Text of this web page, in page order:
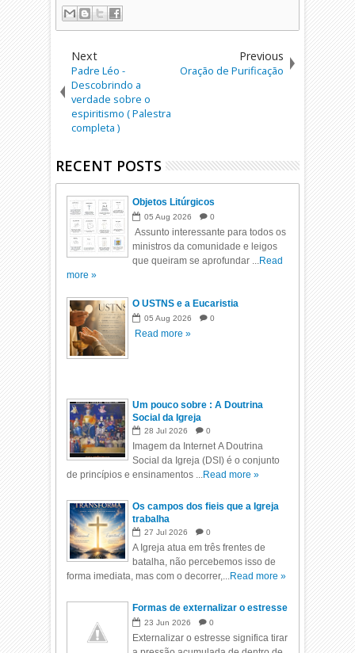
Next
Padre Léo -
Descobrindo a
verdade sobre o
espiritismo ( Palestra
completa )
Previous
Oração de Purificação
RECENT POSTS
Objetos Litúrgicos
05 Aug 2026 0
Assunto interessante para todos os
ministros da comunidade e leigos
que queiram se aprofundar ...Read
more »
O USTNS e a Eucaristia
05 Aug 2026 0
Read more »
Um pouco sobre : A Doutrina
Social da Igreja
28 Jul 2026 0
Imagem da Internet A Doutrina
Social da Igreja (DSI) é o conjunto
de princípios e ensinamentos ...Read more »
Os campos dos fieis que a Igreja
trabalha
27 Jul 2026 0
A Igreja atua em três frentes de
batalha, não percebemos isso de
forma imediata, mas com o decorrer,...Read more »
Formas de externalizar o estresse
23 Jun 2026 0
Externalizar o estresse significa tirar